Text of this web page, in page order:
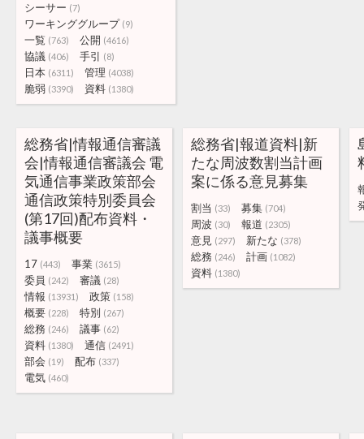
シーサー (7)
ワーキンググループ (9)
一覧 (763) 公開 (4616)
協議 (406) 手引 (8)
日本 (6311) 管理 (4038)
脆弱 (3390) 資料 (1380)
総務省|情報通信審議
会|情報通信審議会 電
気通信事業政策部会
通信政策特別委員会
(第17回)配布資料・
議事概要
17 (443) 事業 (3615)
委員 (242) 審議 (28)
情報 (13931) 政策 (158)
概要 (228) 特別 (267)
総務 (246) 議事 (62)
資料 (1380) 通信 (2491)
部会 (19) 配布 (337)
電気 (460)
総務省|報道資料|新
たな周波数割当計画
案に係る意見募集
割当 (33) 募集 (704)
周波 (30) 報道 (2305)
意見 (297) 新たな (378)
総務 (246) 計画 (1082)
資料 (1380)